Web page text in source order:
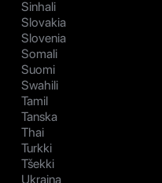
Sinhali
Slovakia
Slovenia
Somali
Suomi
Swahili
Tamil
Tanska
Thai
Turkki
Tšekki
Ukraina